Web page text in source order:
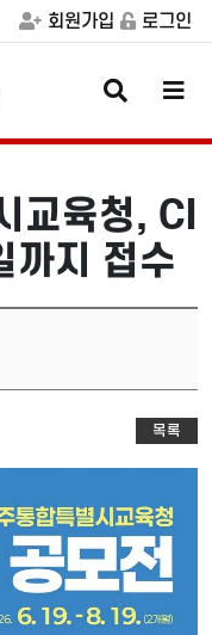
회원가입 로그인
검
색
버
메
버
교육청, CI
까지 접수
목록